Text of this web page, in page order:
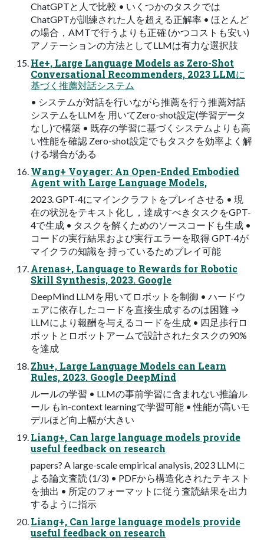
ChatGPTと人で比較 • いくつかのタスクでは
ChatGPTが訓練された人を超える正解率 • ほとんど
の場合，AMTで行うよりも正確 (かつコストも安い)
アノテーションの方法としてLLMは有力な選択肢
He+, Large Language Models as Zero-Shot
Conversational Recommenders, 2023 LLMに
基づく推薦対話システム
• システムが対話を行いながら推薦を行う推薦対話
システムをLLMを 用いてZero-shot設定(学習データ
なし)で構築 • 既存の学習に基づくシステムよりも高
い性能を確認 Zero-shot設定でもタスクを効率よく解
ける場合がある
Wang+ Voyager: An Open-Ended Embodied
Agent with Large Language Models,
2023. GPT-4にマインクラフトをプレイさせる • 現
在の状況をテキスト化し，達成すべきタスクをGPT-
4で生成 • タスクを解くためのソースコードも生成 •
コードの実行結果および実行エラーを取得 GPT-4が
マイクラの知識を 持っているためプレイ可能
Arenas+, Language to Rewards for Robotic
Skill Synthesis, 2023. Google
DeepMind LLMを用いてロボットを制御 • ハードウ
ェアに依存したコードを直接生成するのは困難 →
LLMにより報酬を与えるコードを生成 • 四足歩行ロ
ボットとロボットアームで設計されたタスクの90%
を達成
Zhu+, Large Language Models can Learn
Rules, 2023. Google DeepMind
ルールの学習 • LLMの事前学習に含まれない推論ル
ール もin-context learningで学習可能 • 性能が高いモ
デルほど向上幅が大きい
Liang+, Can large language models provide
useful feedback on research
papers? A large-scale empirical analysis, 2023 LLMに
よる論文査読 (1/3) • PDFから構造化されたテキスト
を抽出 • 所定のフォーマットに従う査読結果を出力
するように指示
Liang+, Can large language models provide
useful feedback on research